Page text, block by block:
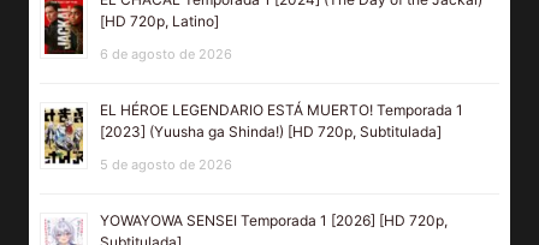
[HD 720p, Latino]
6 de agosto de 2026
EL HÉROE LEGENDARIO ESTÁ MUERTO! Temporada 1
[2023] (Yuusha ga Shinda!) [HD 720p, Subtitulada]
5 de agosto de 2026
YOWAYOWA SENSEI Temporada 1 [2026] [HD 720p,